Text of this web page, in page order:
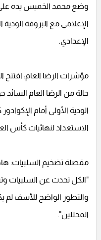
وضع محمد الخميس يده
الإعلامي مع البروفة
الإعدادي.
مؤشرات الرضا العام: افتتح
حالة من الرضا العام
الودية الأولى أمام
الاستعداد لنهائيات كأس
مقصلة تضخيم السلبيات:
"الكل تحدث عن السلبيات
والتطور الواضح للأسف لم
المحللين".